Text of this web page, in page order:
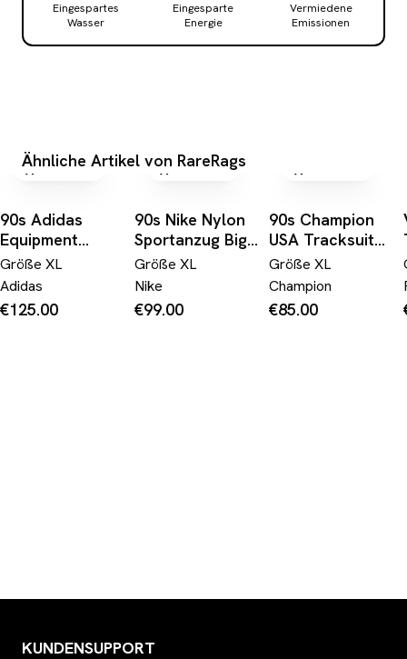
Eingespartes
Wasser
Eingesparte
Energie
Vermiedene
Emissionen
Ähnliche Artikel von RareRags
versandfrei
90s Adidas
Equipment
Sportanzug Navy
Khaki D9 XL
Größe XL
Adidas
€125.00
versandfrei
90s Nike Nylon
Sportanzug Big
Swoosh
Dunkelblau Grün
XL
Größe XL
Nike
€99.00
90s Champion
USA Tracksuit
Dunkelblau Weiß
XL
Größe XL
Champion
€85.00
KUNDENSUPPORT